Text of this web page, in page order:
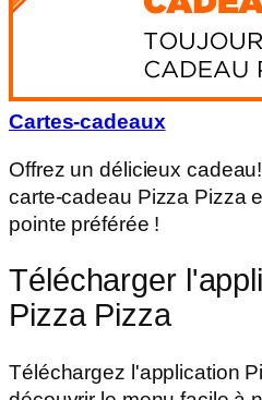
Cartes-cadeaux
Offrez un délicieux
carte-cadeau Pizza Pizza
pointe préférée !
Télécharger l'appli
Pizza Pizza
Téléchargez l'application